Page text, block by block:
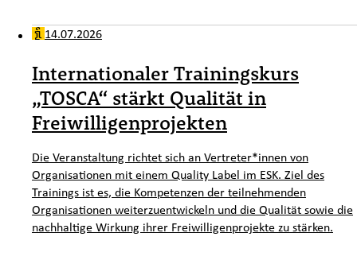
14.07.2026
Internationaler Trainingskurs
„TOSCA“ stärkt Qualität in
Freiwilligenprojekten
Die Veranstaltung richtet sich an Vertreter*innen von
Organisationen mit einem Quality Label im ESK. Ziel des
Trainings ist es, die Kompetenzen der teilnehmenden
Organisationen weiterzuentwickeln und die Qualität sowie die
nachhaltige Wirkung ihrer Freiwilligenprojekte zu stärken.